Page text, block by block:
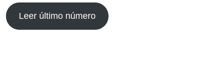
Leer último número